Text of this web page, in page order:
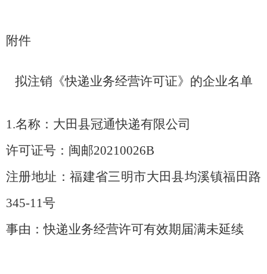
附件
拟注销《快递业务经营许可证》的企业名单
1.名称：大田县冠通快递有限公司
许可证号：闽邮20210026B
注册地址：福建省三明市大田县均溪镇福田路
345-11号
事由：快递业务经营许可有效期届满未延续